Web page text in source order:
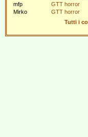
mfp
GTT horror
Mirko
GTT horror
Tutti i